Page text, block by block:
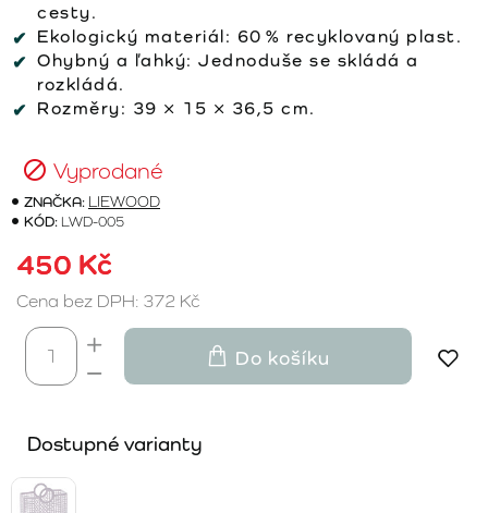
cesty.
Ekologický materiál: 60 % recyklovaný plast.
Ohybný a ľahký: Jednoduše se skládá a
rozkládá.
Rozměry: 39 × 15 × 36,5 cm.
Vyprodané
ZNAČKA: LIEWOOD
KÓD: LWD-005
450 Kč
Cena bez DPH: 372 Kč
Do košíku
Dostupné varianty